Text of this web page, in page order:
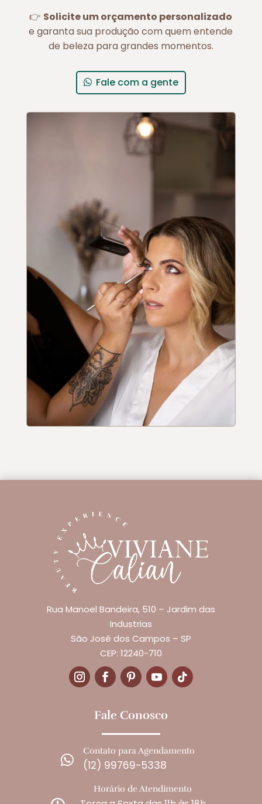
👉 Solicite um orçamento personalizado
e garanta sua produção com quem entende
de beleza para grandes momentos.
Fale com a gente
Rua Manoel Bandeira, 510 – Jardim das
Industrias
São José dos Campos – SP
CEP: 12240-710
Fale Conosco

Contato para Agendamento
(12) 99769-5338
Horário de Atendimento